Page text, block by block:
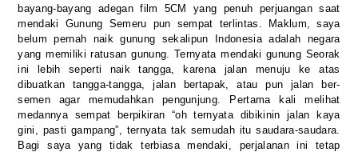
bayang-bayang adegan film 5CM yang penuh perjuangan saat
mendaki Gunung Semeru pun sempat terlintas. Maklum, saya
belum pernah naik gunung sekalipun Indonesia adalah negara
yang memiliki ratusan gunung. Ternyata mendaki gunung Seorak
ini lebih seperti naik tangga, karena jalan menuju ke atas
dibuatkan tangga-tangga, jalan bertapak, atau pun jalan ber-
semen agar memudahkan pengunjung. Pertama kali melihat
medannya sempat berpikiran “oh ternyata dibikinin jalan kaya
gini, pasti gampang”, ternyata tak semudah itu saudara-saudara.
Bagi saya yang tidak terbiasa mendaki, perjalanan ini tetap